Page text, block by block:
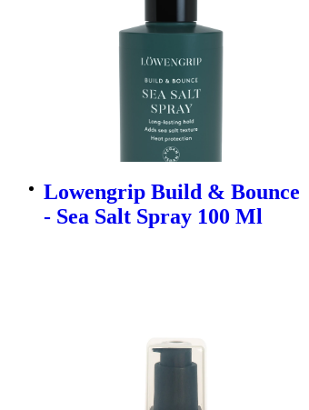
Lowengrip Build & Bounce
- Sea Salt Spray 100 Ml